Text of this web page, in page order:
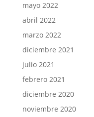
mayo 2022
abril 2022
marzo 2022
diciembre 2021
julio 2021
febrero 2021
diciembre 2020
noviembre 2020